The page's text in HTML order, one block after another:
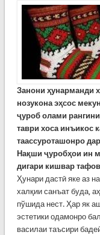
Занони ҳунарманди
нозукона эҳсос
ҷуроб олами
таври хоса инъикос
таассуроташонро
Нақши ҷуробҳои ин
дигари кишвар
Ҳунари дастӣ яке аз
халқии санъат буда,
пўшида нест. Ҳар як
эстетики одамонро
василаи таъсири